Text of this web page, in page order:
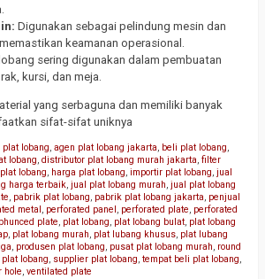
Digunakan sebagai pelindung mesin dan
keamanan operasional.
sering digunakan dalam pembuatan
kursi, dan meja.
yang serbaguna dan memiliki banyak
sifat-sifat uniknya
plat lobang, agen plat lobang jakarta, beli plat lobang,
lobang, distributor plat lobang murah jakarta, filter
lobang, harga plat lobang, importir plat lobang, jual
harga terbaik, jual plat lobang murah, jual plat lobang
, pabrik plat lobang, pabrik plat lobang jakarta, penjual
metal , perforated panel , perforated plate, perforated
phunced plate, plat lobang, plat lobang bulat, plat lobang
, plat lobang murah, plat lubang khusus, plat lubang
, produsen plat lobang, pusat plat lobang murah, round
lobang, supplier plat lobang, tempat beli plat lobang,
hole, ventilated plate